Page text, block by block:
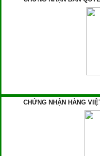
CHỨNG NHẬN HÀNG